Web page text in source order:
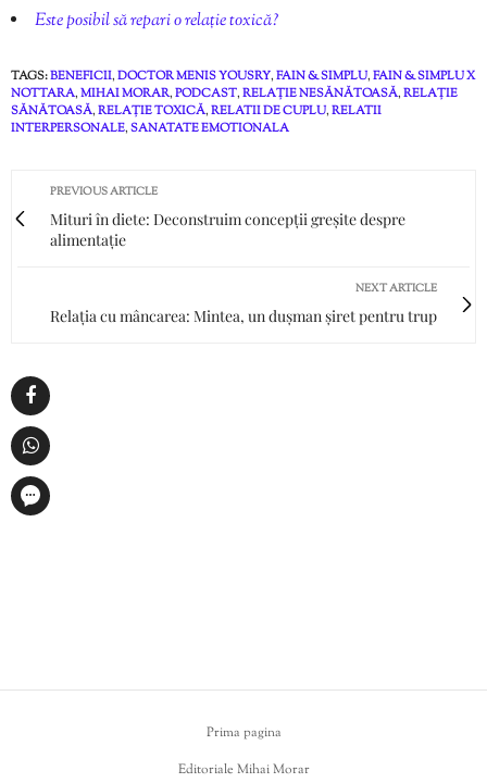
Este posibil să repari o relație toxică?
TAGS:BENEFICII,DOCTOR MENIS YOUSRY,FAIN & SIMPLU,FAIN & SIMPLU X
NOTTARA,MIHAI MORAR,PODCAST,RELAȚIE NESĂNĂTOASĂ,RELAȚIE
SĂNĂTOASĂ,RELAȚIE TOXICĂ,RELATII DE CUPLU,RELATII
INTERPERSONALE,SANATATE EMOTIONALA
PREVIOUS ARTICLE
Mituri în diete: Deconstruim concepții greșite despre
alimentație
NEXT ARTICLE
Relația cu mâncarea: Mintea, un dușman șiret pentru trup
Prima pagina
Editoriale Mihai Morar